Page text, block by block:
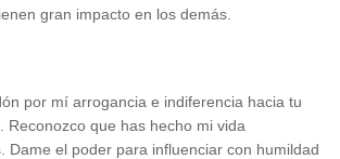
gran impacto en los demás.
por mí arrogancia e indiferencia hacia tu
Reconozco que has hecho mi vida
Dame el poder para influenciar con humildad